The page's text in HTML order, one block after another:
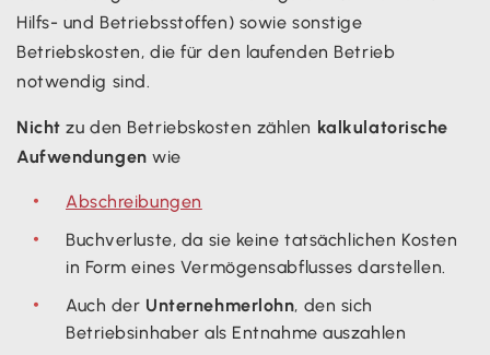
Hilfs- und Betriebsstoffen) sowie sonstige
Betriebskosten, die für den laufenden Betrieb
notwendig sind.
Nicht zu den Betriebskosten zählen kalkulatorische
Aufwendungen wie
Abschreibungen
Buchverluste, da sie keine tatsächlichen Kosten
in Form eines Vermögensabflusses darstellen.
Auch der Unternehmerlohn, den sich
Betriebsinhaber als Entnahme auszahlen